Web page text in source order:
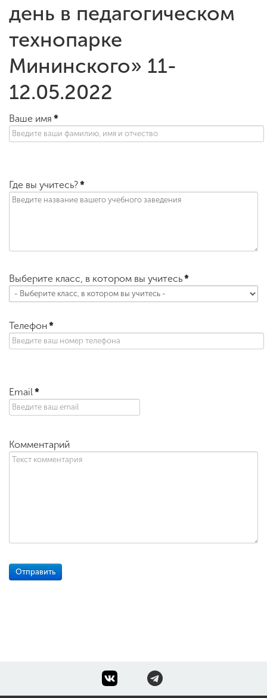
+7 (831) 262-26-20
день в педагогическом
технопарке
Мининского» 11-
12.05.2022
Ваше имя *
Где вы учитесь?*
Выберите класс, в котором вы учитесь*
Телефон*
Email *
Комментарий